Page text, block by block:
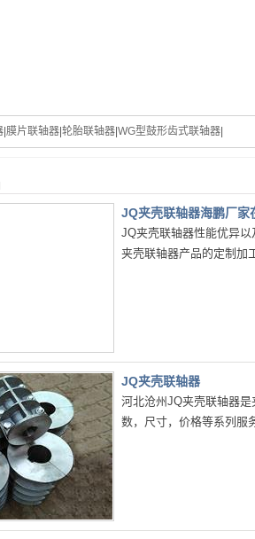
膜片联轴器 轮胎联轴器 WG型鼓形齿式联轴器
JQ夹壳联轴器海鹏厂家
JQ夹壳联轴器性能优异
夹壳联轴器产品的定制加
JQ夹壳联轴器
河北沧州JQ夹壳联轴器
数，尺寸，价格等系列服